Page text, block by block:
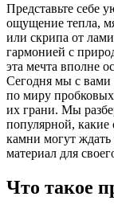
Представьте себе
ощущение тепла,
или скрипа от
гармонией с
эта мечта вполне
Сегодня мы с вами
по миру
их грани. Мы
популярной, какие
камни могут ждать
материал для
Что такое